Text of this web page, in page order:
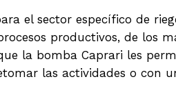
el sector específico de
productivos, de los
la bomba Caprari les
las actividades o con